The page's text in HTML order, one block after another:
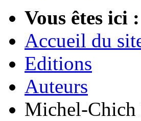
Vous êtes ici :
Accueil du
Editions
Auteurs
Michel-Chich